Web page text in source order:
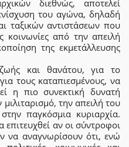
διεθνώς, αποτελεί
του αγώνα, δηλαδή
ταξικών αντιστάσεων που
από την απειλή
της εκμετάλλευσης
ζωής και θανάτου, για το
τους καταπιεσμένους, να
η πιο συνεκτική δυνατή
την απειλή του
παγκόσμια κυριαρχία.
αν οι σύντροφοι
να αναγνωρίσουν ότι, ενώ